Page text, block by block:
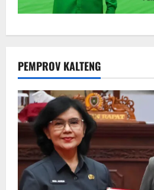
PEMPROV KALTENG